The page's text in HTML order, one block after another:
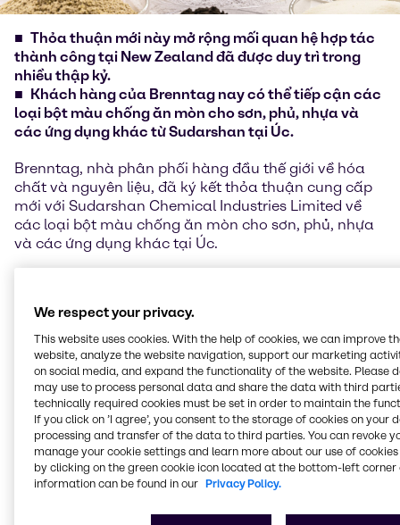
Thỏa thuận mới này mở rộng mối quan hệ hợp tác
thành công tại New Zealand đã được duy trì trong
nhiều thập kỷ.
Khách hàng của Brenntag nay có thể tiếp cận các
loại bột màu chống ăn mòn cho sơn, phủ, nhựa và
các ứng dụng khác từ Sudarshan tại Úc.
Brenntag, nhà phân phối hàng đầu thế giới về hóa
chất và nguyên liệu, đã ký kết thỏa thuận cung cấp
mới với Sudarshan Chemical Industries Limited về
các loại bột màu chống ăn mòn cho sơn, phủ, nhựa
và các ứng dụng khác tại Úc.
của Sudarshan Chemical Industries Limited, trong
hơn 20 năm cho thị trường New Zealand. Sudarshan,
nhà lãnh đạo thị trường trong lĩnh vực pigment với
lịch sử lâu dài về đổi mới trong hóa học pigment, đã
quyết định tiếp tục và mở rộng mối quan hệ hợp tác
lâu dài này. Danh mục sản phẩm của Sudarshan
bao gồm Heucophos™ và Heucorin™, hai dòng
pigment chống ăn mòn cao cấp cung cấp các giải
pháp bền vững và thân thiện với môi trường. Các loại
pigment này được thiết kế để kéo dài đáng kể tuổi
We respect your privacy.
This website uses cookies. With the help of cookies, we can improve
website, analyze the website navigation, support our marketing
on social media, and expand the functionality of the website. Please
may use to process personal data and share the data with third
technically required cookies must be set in order to maintain the
If you click on ’I agree’, you consent to the storage of cookies on your
processing and transfer of the data to third parties. You can revoke
manage your cookie settings and learn more about our use of cookies
by clicking on the green cookie icon located at the bottom-left corner
information can be found in our Privacy Policy.